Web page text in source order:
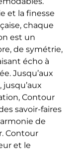
et la finesse
chaque
est un
de symétrie,
écho à
Jusqu’aux
jusqu’aux
Contour
savoir-faires
de
Contour
et le